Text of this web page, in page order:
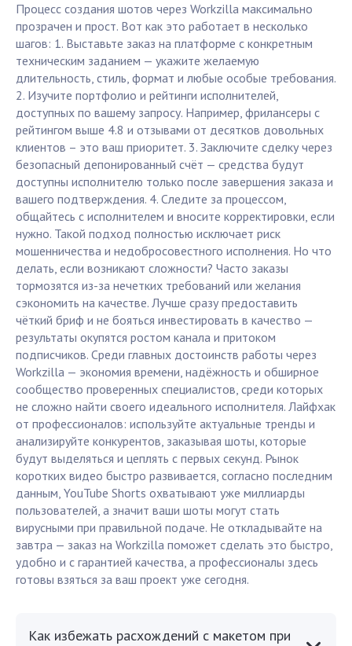
Процесс создания шотов через Workzilla максимально
прозрачен и прост. Вот как это работает в несколько
шагов: 1. Выставьте заказ на платформе с конкретным
техническим заданием — укажите желаемую
длительность, стиль, формат и любые особые требования.
2. Изучите портфолио и рейтинги исполнителей,
доступных по вашему запросу. Например, фрилансеры с
рейтингом выше 4.8 и отзывами от десятков довольных
клиентов – это ваш приоритет. 3. Заключите сделку через
безопасный депонированный счёт — средства будут
доступны исполнителю только после завершения заказа и
вашего подтверждения. 4. Следите за процессом,
общайтесь с исполнителем и вносите корректировки, если
нужно. Такой подход полностью исключает риск
мошенничества и недобросовестного исполнения. Но что
делать, если возникают сложности? Часто заказы
тормозятся из-за нечетких требований или желания
сэкономить на качестве. Лучше сразу предоставить
чёткий бриф и не бояться инвестировать в качество —
результаты окупятся ростом канала и притоком
подписчиков. Среди главных достоинств работы через
Workzilla — экономия времени, надёжность и обширное
сообщество проверенных специалистов, среди которых
не сложно найти своего идеального исполнителя. Лайфхак
от профессионалов: используйте актуальные тренды и
анализируйте конкурентов, заказывая шоты, которые
будут выделяться и цеплять с первых секунд. Рынок
коротких видео быстро развивается, согласно последним
данным, YouTube Shorts охватывают уже миллиарды
пользователей, а значит ваши шоты могут стать
вирусными при правильной подаче. Не откладывайте на
завтра — заказ на Workzilla поможет сделать это быстро,
удобно и с гарантией качества, а профессионалы здесь
готовы взяться за ваш проект уже сегодня.
Как избежать расхождений с макетом при